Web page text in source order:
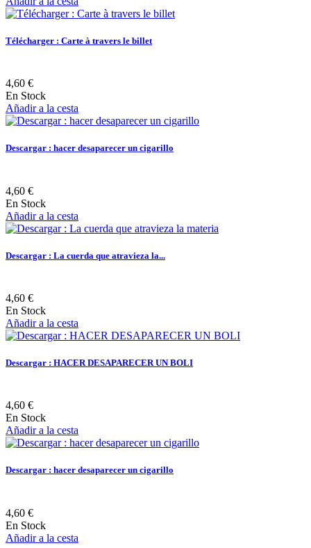
Télécharger : Carte à travers le billet
4,60 €
En Stock
Añadir a la cesta
Descargar : hacer desaparecer un cigarillo
4,60 €
En Stock
Añadir a la cesta
Descargar : La cuerda que atravieza la...
4,60 €
En Stock
Añadir a la cesta
Descargar : HACER DESAPARECER UN BOLI
4,60 €
En Stock
Añadir a la cesta
Descargar : hacer desaparecer un cigarillo
4,60 €
En Stock
Añadir a la cesta